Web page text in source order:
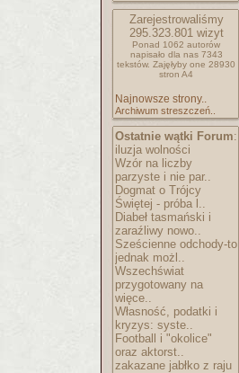
Zarejestrowaliśmy
295.323.801wizyt
Ponad 1062 autorów
napisało dla nas 7343
tekstów. Zajęłyby one 28930
stron A4
Najnowsze strony..
Archiwum streszczeń..
Ostatnie wątki Forum:
iluzja wolności
Wzór na liczby
parzyste i nie par..
Dogmat o Trójcy
Świętej - próba l..
Diabeł tasmański i
zaraźliwy nowo..
Sześcienne odchody-to
jednak możl..
Wszechświat
przygotowany na
więce..
Własność, podatki i
kryzys: syste..
Football i "okolice"
oraz aktorst..
zakazane jabłko z raju